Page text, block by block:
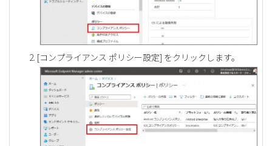
[コンプライアンス ポリシー設定] をクリックします。